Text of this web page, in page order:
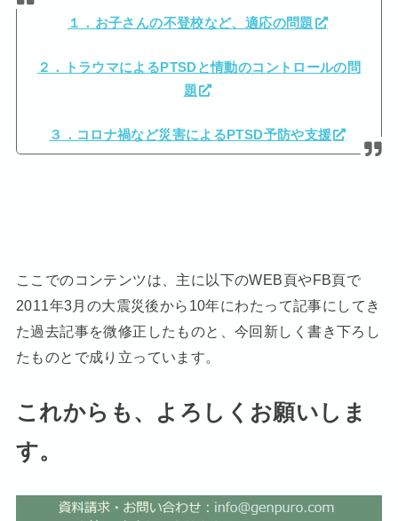
１．お子さんの不登校など、適応の問題
２．トラウマによるPTSDと情動のコントロールの問
題
３．コロナ禍など災害によるPTSD予防や支援
ここでのコンテンツは、主に以下のWEB頁やFB頁で
2011年3月の大震災後から10年にわたって記事にしてき
た過去記事を微修正したものと、今回新しく書き下ろし
たものとで成り立っています。
これからも、よろしくお願いしま
す。